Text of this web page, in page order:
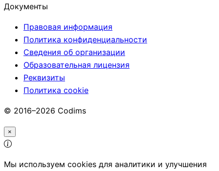
Документы
Правовая информация
Политика конфиденциальности
Сведения об организации
Образовательная лицензия
Реквизиты
Политика cookie
© 2016–2026 Codims
×
Мы используем cookies для аналитики и улучшения